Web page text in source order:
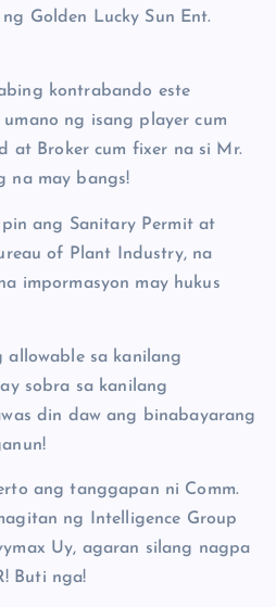
Golden Lucky Sun Ent.
kontrabando este
ng isang player cum
at Broker cum fixer na si Mr.
na may bangs!
ang Sanitary Permit at
of Plant Industry, na
impormasyon may hukus
allowable sa kanilang
sobra sa kanilang
din daw ang binabayarang
ang tanggapan ni Comm.
ng Intelligence Group
Uy, agaran silang nagpa
Buti nga!